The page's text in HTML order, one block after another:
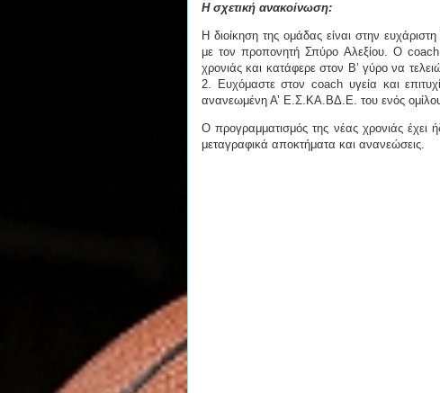
Η σχετική ανακοίνωση:
Η διοίκηση της ομάδας είναι στην
με τον προπονητή Σπύρο Αλεξίου. O
χρονιάς και κατάφερε στον Β’ γύρο να
2. Ευχόμαστε στον coach υγεία και
ανανεωμένη Α’ Ε.Σ.ΚΑ.ΒΔ.Ε. του ενός
Ο προγραμματισμός της νέας χρονιάς έχει
μεταγραφικά αποκτήματα και ανανεώσεις.